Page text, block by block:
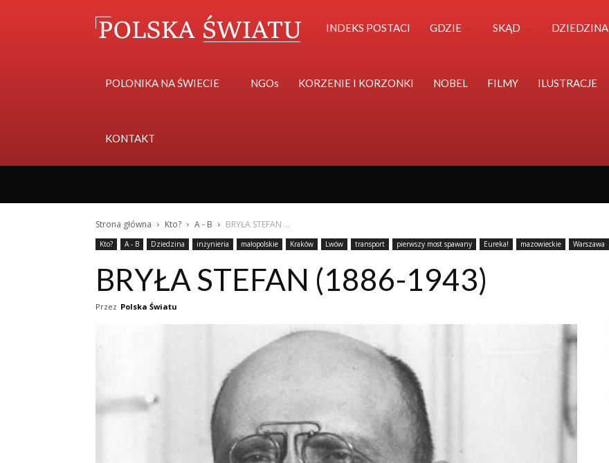
Polska
Światu
INDEKS POSTACI GDZIE SKĄD DZIEDZINA
POLONIKA NA ŚWIECIE NGOs KORZENIE I KORZONKI NOBEL FILMY ILUSTRACJE
KONTAKT
Strona główna Kto? A - B BRYŁA STEFAN ...
Kto? A - B Dziedzina inżynieria małopolskie Kraków Lwów transport pierwszy most spawany Eureka! mazowieckie Warszawa
BRYŁA STEFAN (1886-1943)
Przez Polska Światu